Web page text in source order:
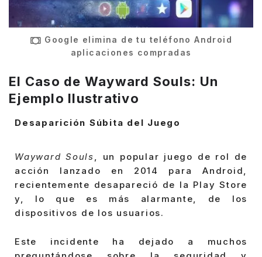
Google elimina de tu teléfono Android
aplicaciones compradas
El Caso de Wayward Souls: Un
Ejemplo Ilustrativo
Desaparición Súbita del Juego
Wayward Souls, un popular juego de rol de
acción lanzado en 2014 para Android,
recientemente desapareció de la Play Store
y, lo que es más alarmante, de los
dispositivos de los usuarios.
Este incidente ha dejado a muchos